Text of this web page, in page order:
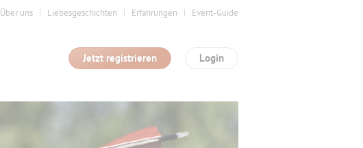
Über uns Liebesgeschichten Erfahrungen Event-Guide
Login
Jetzt registrieren